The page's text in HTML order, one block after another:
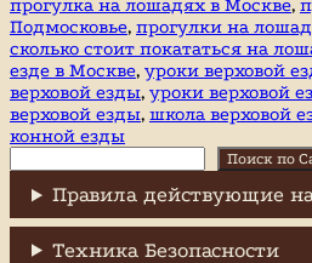
прогулка на лошадях в Москве,
Подмосковье, прогулки на
сколько стоит покататься на
езде в Москве, уроки верховой
верховой езды, уроки верховой
верховой езды, школа верховой
конной езды
Поиск по
Правила действующие
Техника Безопасности